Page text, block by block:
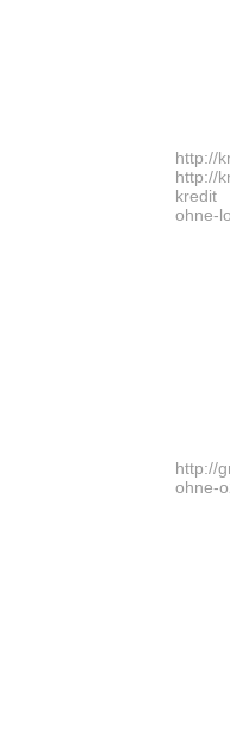
http://
http://
kredit
ohne-
http://
ohne-